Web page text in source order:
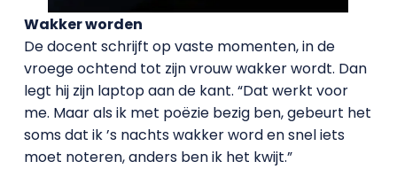
Wakker worden
De docent schrijft op vaste momenten, in de
vroege ochtend tot zijn vrouw wakker wordt. Dan
legt hij zijn laptop aan de kant. “Dat werkt voor
me. Maar als ik met poëzie bezig ben, gebeurt het
soms dat ik ’s nachts wakker word en snel iets
moet noteren, anders ben ik het kwijt.”